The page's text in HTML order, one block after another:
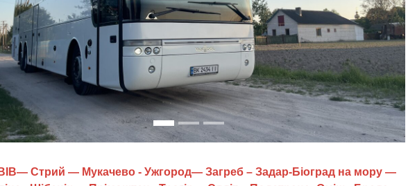
Next
Стрий — Мукачево - Ужгород— Загреб – Задар-Біоград на мору —